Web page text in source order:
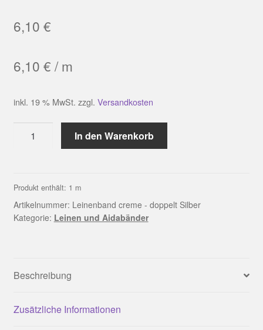
6,10 €
6,10 € /m
inkl. 19 % MwSt. zzgl. Versandkosten
creme
Silber
Menge
In den Warenkorb
Produkt enthält: 1 m
Artikelnummer: Leinenband creme - doppelt Silber
Kategorie: Leinen und Aidabänder
Beschreibung
Zusätzliche Informationen